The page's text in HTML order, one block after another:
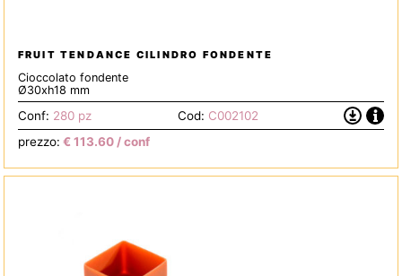
FRUIT TENDANCE CILINDRO FONDENTE
Cioccolato fondente
Ø30xh18 mm
Conf: 280 pz Cod: C002102
Scarica
la
prezzo: €113.60/ conf